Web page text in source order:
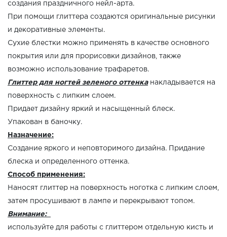
создания праздничного нейл-арта.
При помощи глиттера создаются оригинальные рисунки
и декоративные элементы.
Сухие блестки можно применять в качестве основного
покрытия или для прорисовки дизайнов, также
возможно использование трафаретов.
Глиттер для ногтей зеленого оттенканакладывается на
поверхность с липким слоем.
Придает дизайну яркий и насыщенный блеск.
Упакован в баночку.
Назначение:
Создание яркого и неповторимого дизайна. Придание
блеска и определенного оттенка.
Способ применения:
Наносят глиттер на поверхность ноготка с липким слоем,
затем просушивают в лампе и перекрывают топом.
Внимание:
используйте для работы с глиттером отдельную кисть и